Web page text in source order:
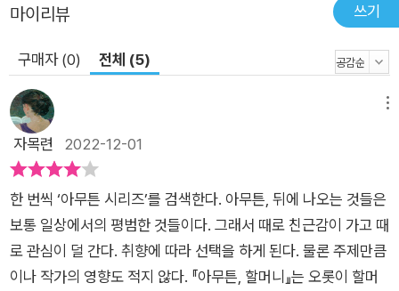
마이리뷰 쓰기
구매자 (0) 전체 (5)
자목련 2022-12-01
한 번씩 ‘아무튼 시리즈’를 검색한다. 아무튼, 뒤에 나오는 것들은
보통 일상에서의 평범한 것들이다. 그래서 때로 친근감이 가고 때
로 관심이 덜 간다. 취향에 따라 선택을 하게 된다. 물론 주제만큼
이나 작가의 영향도 적지 않다. 『아무튼, 할머니』는 오롯이 할머